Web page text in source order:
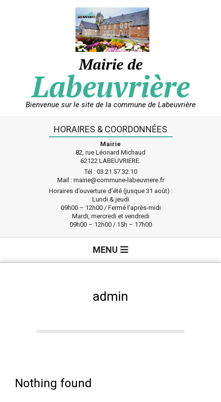
Mairie de
Labeuvrière
Bienvenue sur le site de la commune de Labeuvrière
HORAIRES & COORDONNÉES
Mairie
82, rue Léonard Michaud
62122 LABEUVRIERE.
Tél : 03.21.57.32.10
Mail : mairie@commune-labeuvriere.fr
Horaires d’ouverture d’été (jusque 31 août) :
Lundi & jeudi
09h00 – 12h00 / Fermé l’après-midi
Mardi, mercredi et vendredi
09h00 – 12h00 / 15h – 17h00
MENU
admin
Nothing found